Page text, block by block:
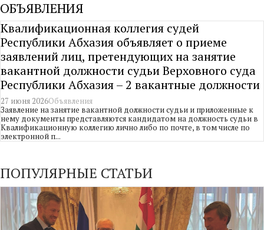
ОБЪЯВЛЕНИЯ
Квалификационная коллегия судей
Республики Абхазия объявляет о приеме
заявлений лиц, претендующих на занятие
вакантной должности судьи Верховного суда
Республики Абхазия – 2 вакантные должности
27 июня 2026Объявления
Заявление на занятие вакантной должности судьи и приложенные к
нему документы представляются кандидатом на должность судьи в
Квалификационную коллегию лично либо по почте, в том числе по
электронной п...
ПОПУЛЯРНЫЕ СТАТЬИ